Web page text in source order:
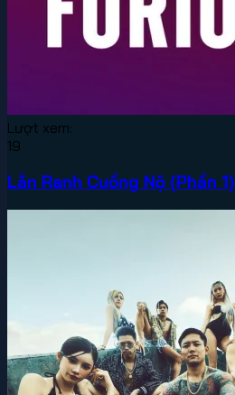
Lượt xem:
19
Lằn Ranh Cuồng Nộ (Phần 1)